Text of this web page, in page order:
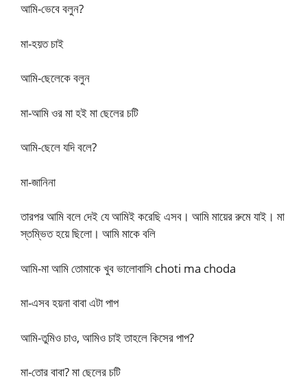
আমি-ভেবে বলুন?
মা-হয়ত চাই
আমি-ছেলেকে বলুন
মা-আমি ওর মা হই মা ছেলের চটি
আমি-ছেলে যদি বলে?
মা-জানিনা
তারপর আমি বলে দেই যে আমিই করেছি এসব। আমি মায়ের রুমে যাই। মা
স্তম্ভিত হয়ে ছিলো। আমি মাকে বলি
আমি-মা আমি তোমাকে খুব ভালোবাসি choti ma choda
মা-এসব হয়না বাবা এটা পাপ
আমি-তুমিও চাও, আমিও চাই তাহলে কিসের পাপ?
মা-তোর বাবা? মা ছেলের চটি